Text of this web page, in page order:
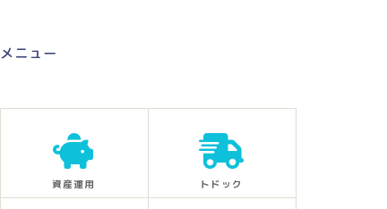
メニュー
資産運用 トドック